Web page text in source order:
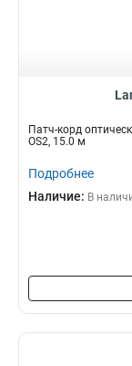
Патч-корд
OS2, 15.0 м
Подробнее
Наличие: В